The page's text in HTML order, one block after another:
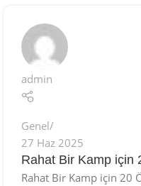
admin
Genel
27 Haz 2025
Rahat Bir Kamp için
Rahat Bir Kamp için 20